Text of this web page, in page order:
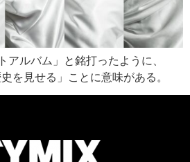
アルバム」と銘打ったように、
を見せる」ことに意味がある。